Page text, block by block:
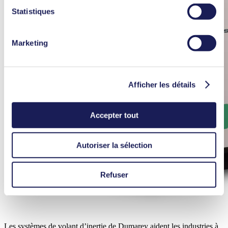
Vous trouverez des informations plus détaillées sur les
cookies utilisés, leur but, la base juridique et la durée de
données.
Statistiques
Marketing
Afficher les détails
Accepter tout
Autoriser la sélection
Refuser